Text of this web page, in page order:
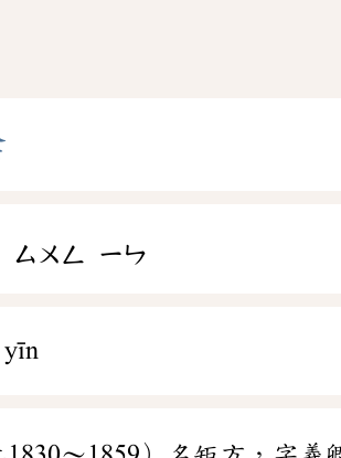
ㄙㄨㄥ ㄧㄣ